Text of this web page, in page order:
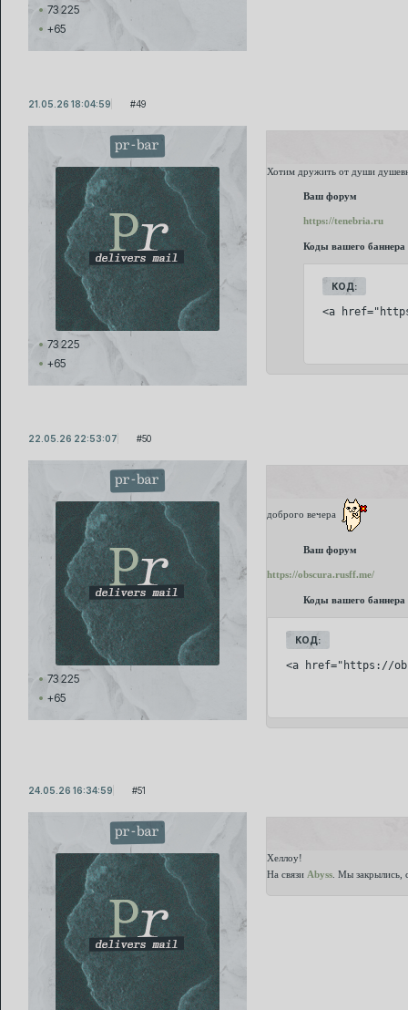
73 225
+65
49
21.05.26 18:04:59
pr-bar
73 225
+65
Хотим дружить от души
Ваш форум
https://tenebria.ru
Коды вашего баннера
КОД:
<a
50
22.05.26 22:53:07
pr-bar
73 225
+65
доброго вечера
Ваш форум
https://obscura.rusff.me/
Коды вашего баннера
КОД:
<a href="https://
51
24.05.26 16:34:59
pr-bar
Хеллоу!
На связи Abyss . Мы закрылись,